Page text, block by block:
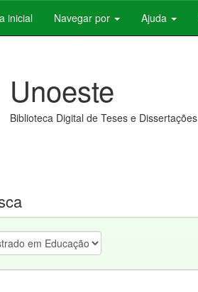
inicial Navegar por Ajuda
Unoeste
Biblioteca Digital de Teses e Dissertações